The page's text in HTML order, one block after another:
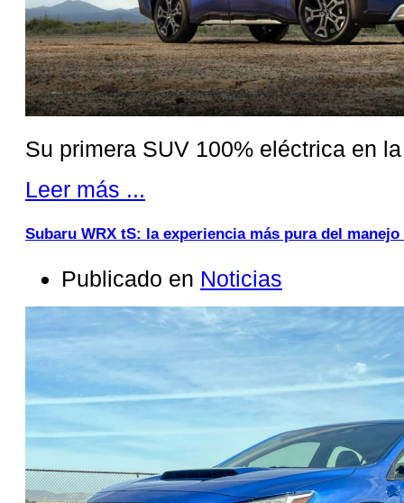
Su primera SUV 100% eléctrica en
Leer más ...
Subaru WRX tS: la experiencia más pura del
Publicado en Noticias